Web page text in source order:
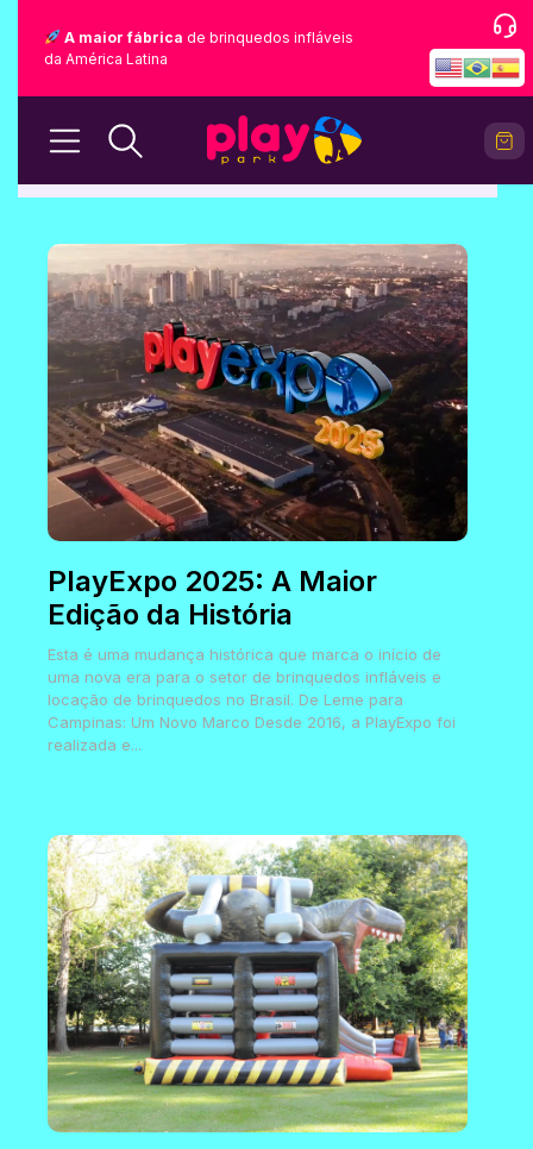
A maior fábrica de brinquedos infláveis
da América Latina
BLOG
Home Blog
PlayExpo 2025: A Maior
Edição da História
Esta é uma mudança histórica que marca o início de
uma nova era para o setor de brinquedos infláveis e
locação de brinquedos no Brasil. De Leme para
Campinas: Um Novo Marco Desde 2016, a PlayExpo foi
realizada e...